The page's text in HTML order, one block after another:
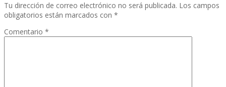
Tu dirección de correo electrónico no será publicada. Los campos
obligatorios están marcados con *
Comentario *